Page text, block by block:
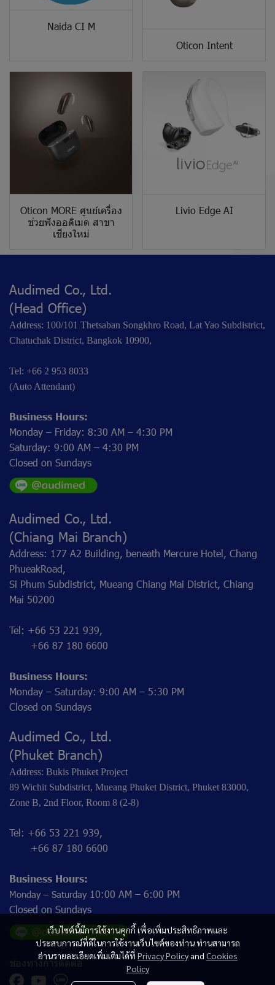
Naida CI M
Oticon Intent
Oticon MORE ศูนย์เครื่อง
ช่วยฟังออดิเมด สาขา
เชียงใหม่
Livio Edge AI
เว็บไซต์นี้มีการใช้งานคุกกี้ เพื่อเพิ่มประสิทธิภาพและ
ประสบการณ์ที่ดีในการใช้งานเว็บไซต์ของท่าน ท่านสามารถ
อ่านรายละเอียดเพิ่มเติมได้ที่ Privacy Policy and Cookies
Policy
Audimed Co., Ltd.
(Head Office)
Address: 100/101 Thetsaban Songkhro Road, Lat Yao Subdistrict,
Chatuchak District, Bangkok 10900,
Tel: +66 2 953 8033
(Auto Attendant)
Business Hours:
Monday – Friday: 8:30 AM – 4:30 PM
Saturday: 9:00 AM – 4:30 PM
Closed on Sundays
Audimed Co., Ltd.
(Chiang Mai Branch)
Address: 177 A2 Building, beneath Mercure Hotel, Chang
PhueakRoad,
Si Phum Subdistrict, Mueang Chiang Mai District, Chiang
Mai 50200
Tel: +66 53 221 939,
+66 87 180 6600
Business Hours:
Monday – Saturday: 9:00 AM – 5:30 PM
Closed on Sundays
Audimed Co., Ltd.
(Phuket Branch)
Address: Bukis Phuket Project
89 Wichit Subdistrict, Mueang Phuket District, Phuket 83000,
Zone B, 2nd Floor, Room 8 (2-8)
Tel: +66 53 221 939,
+66 87 180 6600
Business Hours:
Monday – Saturday10:00 AM – 6:00 PM
Closed on Sundays
ช่องทางการติดต่อ